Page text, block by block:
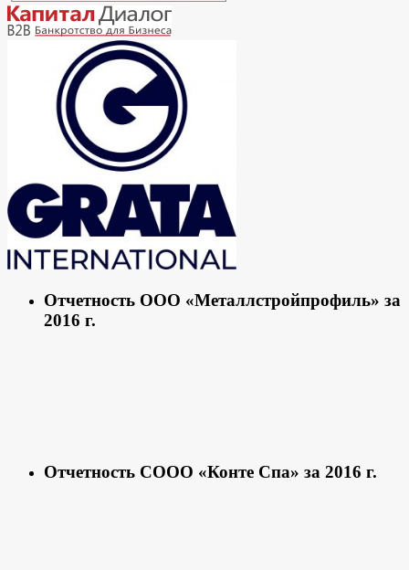
Отчетность ООО «Металлстройпрофиль» за
2016 г.
Отчетность СООО «Конте Спа» за 2016 г.